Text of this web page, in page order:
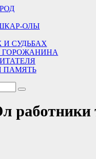
ОЛЫ
СУДЬБАХ
ГОРОЖАНИНА
ПАМЯТЬ
работники